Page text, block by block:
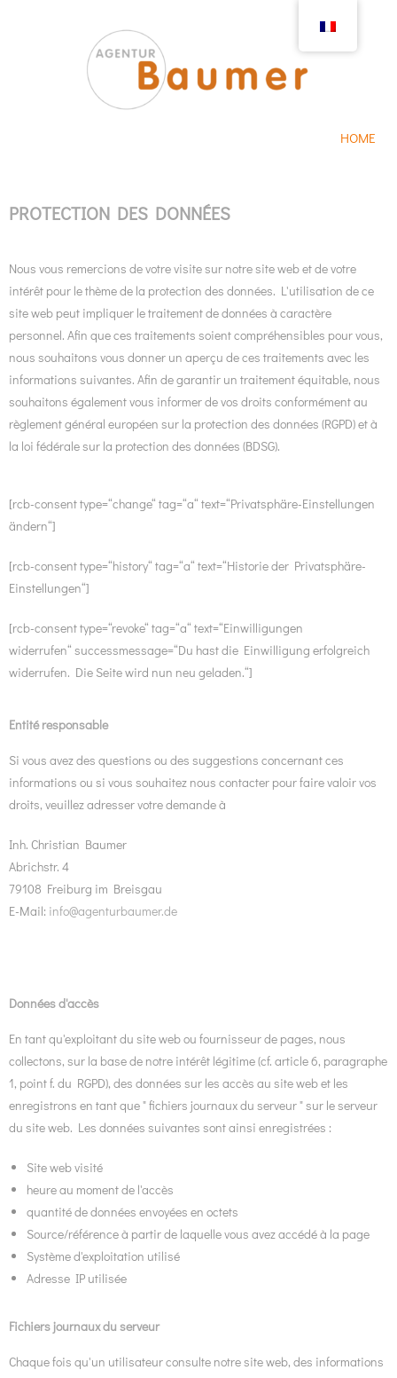
HOME
PROTECTION DES DONNÉES
Nous vous remercions de votre visite sur notre site web et de votre
intérêt pour le thème de la protection des données. L'utilisation de ce
site web peut impliquer le traitement de données à caractère
personnel. Afin que ces traitements soient compréhensibles pour vous,
nous souhaitons vous donner un aperçu de ces traitements avec les
informations suivantes. Afin de garantir un traitement équitable, nous
souhaitons également vous informer de vos droits conformément au
règlement général européen sur la protection des données (RGPD) et à
la loi fédérale sur la protection des données (BDSG).
[rcb-consent type=“change“ tag=“a“ text=“Privatsphäre-Einstellungen
ändern“]
[rcb-consent type=“history“ tag=“a“ text=“Historie der Privatsphäre-
Einstellungen“]
[rcb-consent type=“revoke“ tag=“a“ text=“Einwilligungen
widerrufen“ successmessage=“Du hast die Einwilligung erfolgreich
widerrufen. Die Seite wird nun neu geladen.“]
Entité responsable
Si vous avez des questions ou des suggestions concernant ces
informations ou si vous souhaitez nous contacter pour faire valoir vos
droits, veuillez adresser votre demande à
Inh. Christian Baumer
Abrichstr. 4
79108 Freiburg im Breisgau
E-Mail: info@agenturbaumer.de
Données d'accès
En tant qu'exploitant du site web ou fournisseur de pages, nous
collectons, sur la base de notre intérêt légitime (cf. article 6, paragraphe
1, point f. du RGPD), des données sur les accès au site web et les
enregistrons en tant que " fichiers journaux du serveur " sur le serveur
du site web. Les données suivantes sont ainsi enregistrées :
Site web visité
heure au moment de l'accès
quantité de données envoyées en octets
Source/référence à partir de laquelle vous avez accédé à la page
Système d'exploitation utilisé
Adresse IP utilisée
Fichiers journaux du serveur
Chaque fois qu'un utilisateur consulte notre site web, des informations